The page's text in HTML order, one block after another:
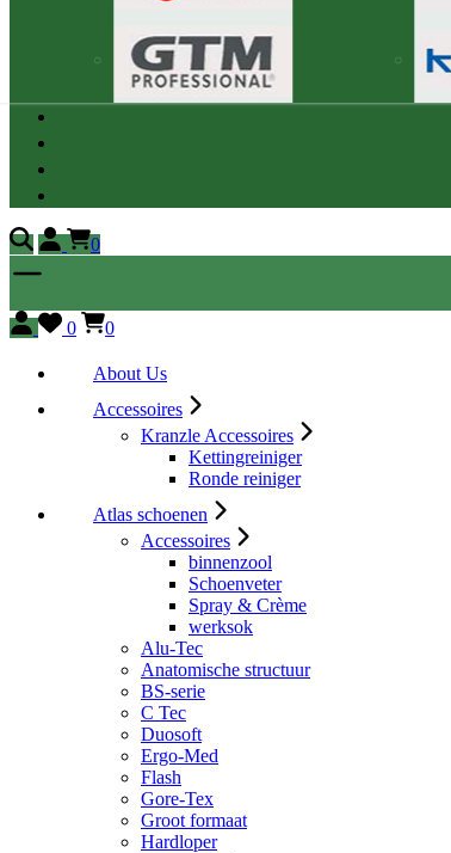
0
0 0
About Us
Accessoires
Kranzle Accessoires
Kettingreiniger
Ronde reiniger
Atlas schoenen
Accessoires
binnenzool
Schoenveter
Spray & Crème
werksok
Alu-Tec
Anatomische structuur
BS-serie
C Tec
Duosoft
Ergo-Med
Flash
Gore-Tex
Groot formaat
Hardloper